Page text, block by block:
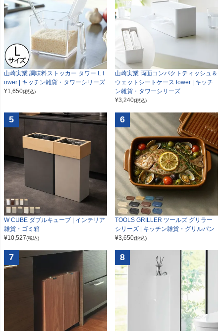
山崎実業 調味料ストッカー タワー L t
ower | キッチン雑貨・タワーシリーズ
¥1,650(税込)
山崎実業 両面コンパクトティッシュ＆
ウェットシートケース tower | キッチ
ン雑貨・タワーシリーズ
¥3,240(税込)
5
W CUBE ダブルキューブ | インテリア
雑貨・ゴミ箱
¥10,527(税込)
6
TOOLS GRILLER ツールズ グリラー
シリーズ | キッチン雑貨・グリルパン
¥3,650(税込)
7 8